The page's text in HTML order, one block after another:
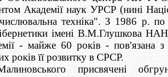
Академії наук УРСР (нині
техніка". З 1986 р. по
імені В.М.Глушкова
- майже 60 років - пов'язана з
років її розвитку в СРСР.
присвячені